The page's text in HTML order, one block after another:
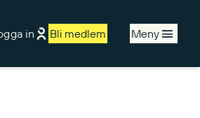
in Bli medlem Meny